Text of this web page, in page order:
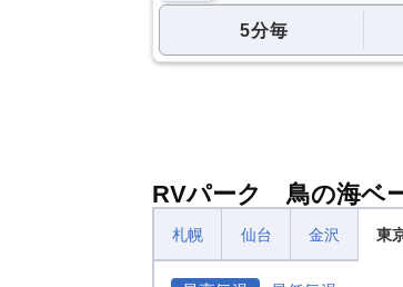
5分毎
RVパーク 鳥の海ベ
札幌 仙台 金沢 東